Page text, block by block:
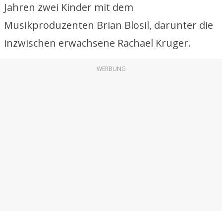
Jahren zwei Kinder mit dem
Musikproduzenten Brian Blosil, darunter die
inzwischen erwachsene Rachael Kruger.
WERBUNG